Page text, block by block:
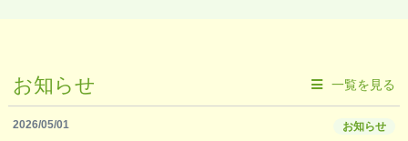
お知らせ 一覧を見る
2026/05/01 お知らせ